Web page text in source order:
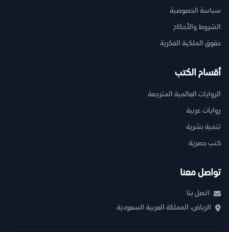
سياسة الخصوصية
الشروط والأحكام
حقوق الملكية الفكرية
أقسام الكتب
الروايات العالمية المترجمة
روايات عربية
تنمية بشرية
كتب حصرية
تواصل معنا
اتصل بنا
الرياض، المملكة العربية السعودية